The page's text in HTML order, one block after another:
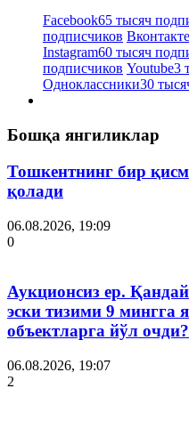
Facebook65 тысяч
подписчиков Вконтакте
Instagram60 тысяч
подписчиков Youtube3
Одноклассники30
Бошқа янгиликлар
Тошкентнинг бир
қолади
06.08.2026, 19:09
0
Аукционсиз ер.
эски тизими 9 мингга
объектларга йўл очди?
06.08.2026, 19:07
2